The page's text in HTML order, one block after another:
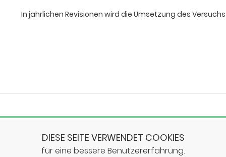
In jährlichen Revisionen wird die Umsetzung des
Steinwaldschule Neukirchen • Reißmannweg 7 • 34626
DIESE SEITE VERWENDET COOKIES
für eine bessere Benutzererfahrung.